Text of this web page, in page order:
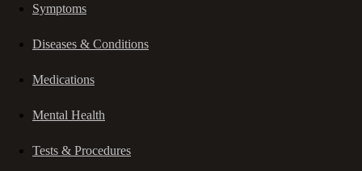
Symptoms
Diseases & Conditions
Medications
Mental Health
Tests & Procedures